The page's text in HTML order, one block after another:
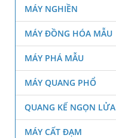
MÁY NGHIỀN
MÁY ĐỒNG HÓA MẪU
MÁY PHÁ MẪU
MÁY QUANG PHỔ
QUANG KẾ NGỌN LỬA
MÁY CẤT ĐẠM